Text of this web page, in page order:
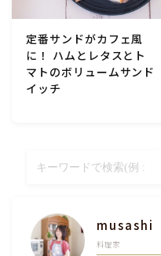
定番サンドがカフェ風
に！ ハムとレタスとト
マトのボリュームサンド
イッチ
musashi
料理家